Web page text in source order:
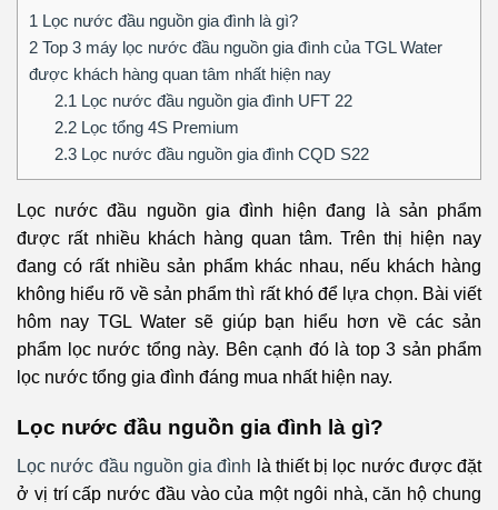
1 Lọc nước đầu nguồn gia đình là gì?
2 Top 3 máy lọc nước đầu nguồn gia đình của TGL Water
được khách hàng quan tâm nhất hiện nay
2.1 Lọc nước đầu nguồn gia đình UFT 22
2.2Lọc tổng 4S Premium
2.3Lọc nước đầu nguồn gia đình CQD S22
Lọc nước đầu nguồn gia đình hiện đang là sản phẩm
được rất nhiều khách hàng quan tâm. Trên thị hiện nay
đang có rất nhiều sản phẩm khác nhau, nếu khách hàng
không hiểu rõ về sản phẩm thì rất khó để lựa chọn. Bài viết
hôm nay TGL Water sẽ giúp bạn hiểu hơn về các sản
phẩm lọc nước tổng này. Bên cạnh đó là top 3 sản phẩm
lọc nước tổng gia đình đáng mua nhất hiện nay.
Lọc nước đầu nguồn gia đình là gì?
Lọc nước đầu nguồn gia đình là thiết bị lọc nước được đặt
ở vị trí cấp nước đầu vào của một ngôi nhà, căn hộ chung